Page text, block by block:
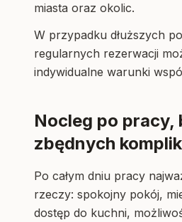
miasta oraz okolic.
W przypadku dłuższych
regularnych rezerwacji
indywidualne warunki
Nocleg po pracy,
zbędnych
Po całym dniu pracy
rzeczy: spokojny pokój,
dostęp do kuchni,